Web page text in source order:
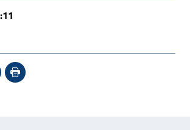
- Sito esterno - Apertura in
esterno - Apertura in nuova finestra
Mail: apre il programma di posta
Stampa pagina: scelta meno